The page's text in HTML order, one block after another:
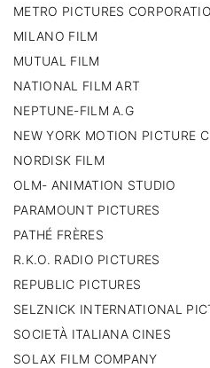
METRO PICTURES
MILANO FILM
MUTUAL FILM
NATIONAL FILM ART
NEPTUNE-FILM A.G
NEW YORK MOTION PICTURE
NORDISK FILM
OLM- ANIMATION STUDIO
PARAMOUNT PICTURES
PATHÉ FRÈRES
R.K.O. RADIO PICTURES
REPUBLIC PICTURES
SELZNICK INTERNATIONAL
SOCIETÀ ITALIANA CINES
SOLAX FILM COMPANY